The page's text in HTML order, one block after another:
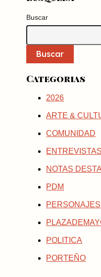
Buscar
Buscar
Categorias
2026
ARTE &
COMUNIDAD
ENTREVISTAS
NOTAS
PDM
PERSONAJES
POLITICA
PORTEÑO